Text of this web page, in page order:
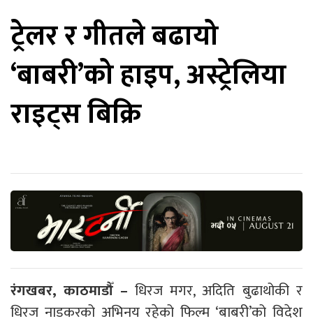
ट्रेलर र गीतले बढायो
‘बाबरी’को हाइप, अस्ट्रेलिया
राइट्स बिक्रि
रंगखबर, काठमाडौँ – धिरज मगर, अदिति बुढाथोकी र
धिरज नाडकरको अभिनय रहेको फिल्म ‘बाबरी’को विदेश